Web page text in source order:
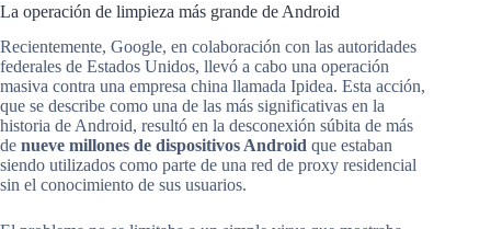
La operación de limpieza más grande de Android
Recientemente, Google, en colaboración con las autoridades
federales de Estados Unidos, llevó a cabo una operación
masiva contra una empresa china llamada Ipidea. Esta acción,
que se describe como una de las más significativas en la
historia de Android, resultó en la desconexión súbita de más
de nueve millones de dispositivos Android que estaban
siendo utilizados como parte de una red de proxy residencial
sin el conocimiento de sus usuarios.